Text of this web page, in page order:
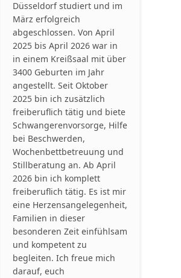
Düsseldorf studiert und im
März erfolgreich
abgeschlossen. Von April
2025 bis April 2026 war in
in einem Kreißsaal mit über
3400 Geburten im Jahr
angestellt. Seit Oktober
2025 bin ich zusätzlich
freiberuflich tätig und biete
Schwangerenvorsorge, Hilfe
bei Beschwerden,
Wochenbettbetreuung und
Stillberatung an. Ab April
2026 bin ich komplett
freiberuflich tätig. Es ist mir
eine Herzensangelegenheit,
Familien in dieser
besonderen Zeit einfühlsam
und kompetent zu
begleiten. Ich freue mich
darauf, euch